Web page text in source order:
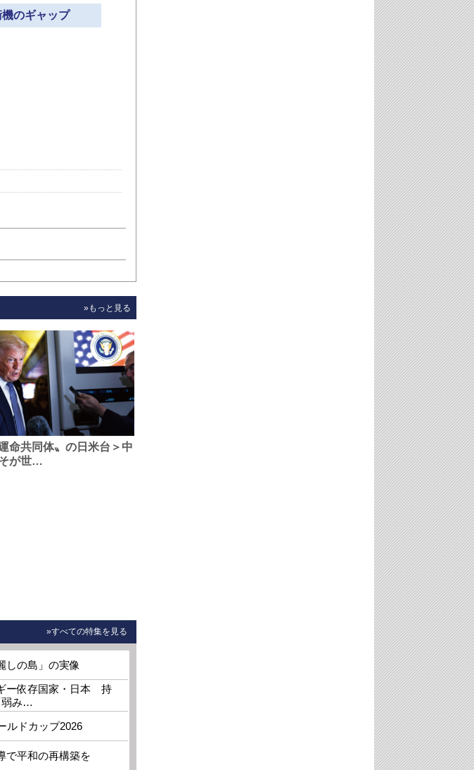
のギャップ
»もっと見る
命共同体〟の日米台＞中
が世…
»すべての特集を見る
しの島」の実像
ー依存国家・日本 持
弱み…
ルドカップ2026
で平和の再構築を